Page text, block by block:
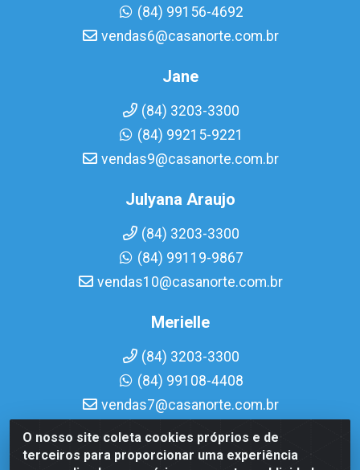
O nosso site coleta cookies próprios e de
terceiros para proporcionar uma experiência
(84) 99156-4692
vendas6@casanorte.com.br
Jane
(84) 3203-3300
(84) 99215-9221
vendas9@casanorte.com.br
Julyana Araujo
(84) 3203-3300
(84) 99119-9867
vendas10@casanorte.com.br
Merielle
(84) 3203-3300
(84) 99108-4408
vendas7@casanorte.com.br
Casa Norte LTDA - Av. Interventor Mário Câmara, 1815 -
Dix-Sept Rosado, Natal/RN - CEP 59054-600 - CNPJ